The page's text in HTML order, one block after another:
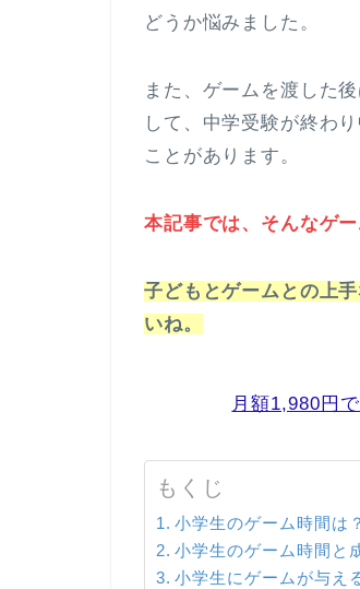
どうか悩みました。
また、ゲームを渡した
して、中学受験が終わ
ことがあります。
本記事では、そんなゲ
子どもとゲームとの上
いね。
月額1,980円
もくじ
小学生のゲーム時間は？
小学生のゲーム時間と
小学生にゲームが与え